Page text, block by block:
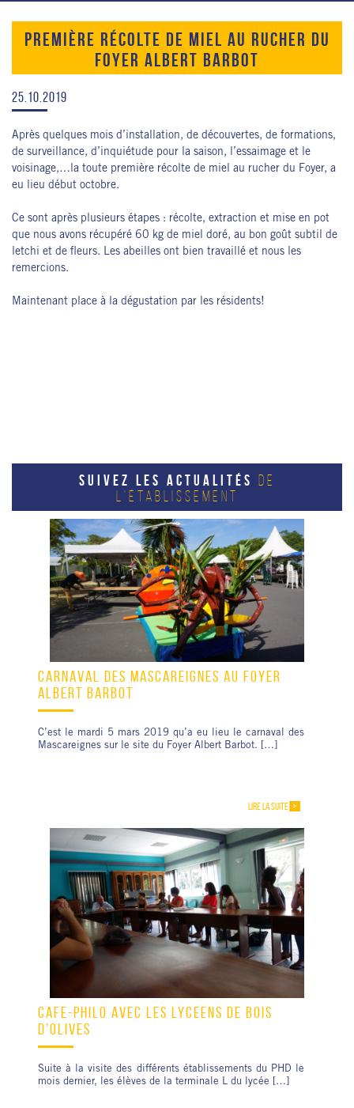
PREMIÈRE RÉCOLTE DE MIEL AU RUCHER DU
FOYER ALBERT BARBOT
25.10.2019
Après quelques mois d’installation, de découvertes, de formations,
de surveillance, d’inquiétude pour la saison, l’essaimage et le
voisinage,…la toute première récolte de miel au rucher du Foyer, a
eu lieu début octobre.
Ce sont après plusieurs étapes : récolte, extraction et mise en pot
que nous avons récupéré 60 kg de miel doré, au bon goût subtil de
letchi et de fleurs. Les abeilles ont bien travaillé et nous les
remercions.
Maintenant place à la dégustation par les résidents!
SUIVEZ LES ACTUALITÉS DE
L'ÉTABLISSEMENT
CARNAVAL DES MASCAREIGNES AU FOYER
ALBERT BARBOT
C’est le mardi 5 mars 2019 qu’a eu lieu le carnaval des
Mascareignes sur le site du Foyer Albert Barbot. […]
LIRE LA SUITE
CAFÉ-PHILO AVEC LES LYCÉENS DE BOIS
D’OLIVES
Suite à la visite des différents établissements du PHD le
mois dernier, les élèves de la terminale L du lycée […]